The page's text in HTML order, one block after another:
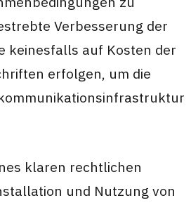
Verbesserung der
keinesfalls auf Kosten der
erfolgen, um die
klaren rechtlichen
und Nutzung von